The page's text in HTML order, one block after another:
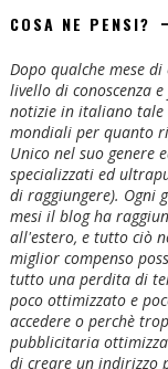
COSA NE PENSI?
Dopo qualche mese
livello di conoscenza
notizie in italiano
mondiali per quanto
Unico nel suo genere
specializzati ed
di raggiungere). Ogni
mesi il blog ha
all'estero, e tutto ciò
miglior compenso
tutto una perdita di
poco ottimizzato e
accedere o perchè
pubblicitaria
di creare un indirizzo